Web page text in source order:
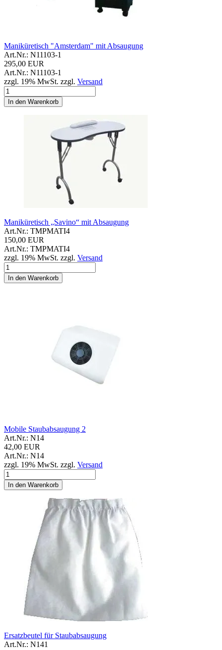
Maniküretisch "Amsterdam" mit Absaugung
Art.Nr.: N11103-1
295,00 EUR
Art.Nr.: N11103-1
zzgl. 19% MwSt. zzgl. Versand
In den Warenkorb
Maniküretisch „Savino“ mit Absaugung
Art.Nr.: TMPMATI4
150,00 EUR
Art.Nr.: TMPMATI4
zzgl. 19% MwSt. zzgl. Versand
In den Warenkorb
Mobile Staubabsaugung 2
Art.Nr.: N14
42,00 EUR
Art.Nr.: N14
zzgl. 19% MwSt. zzgl. Versand
In den Warenkorb
Ersatzbeutel für Staubabsaugung
Art.Nr.: N141